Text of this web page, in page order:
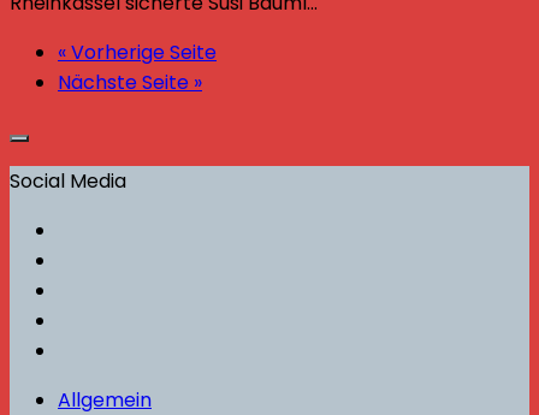
« Vorherige Seite
Nächste Seite »
Social Media
Allgemein